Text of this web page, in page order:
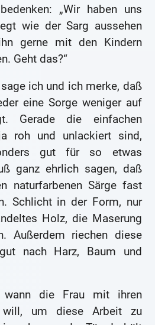
„Wir haben uns
wie der Sarg aussehen
gerne mit den Kindern
Geht das?“
ich und ich merke, daß
eine Sorge weniger auf
Gerade die einfachen
roh und unlackiert sind,
gut für so etwas
ganz ehrlich sagen, daß
naturfarbenen Särge fast
Schlicht in der Form, nur
Holz, die Maserung
Außerdem riechen diese
nach Harz, Baum und
wann die Frau mit ihren
will, um diese Arbeit zu